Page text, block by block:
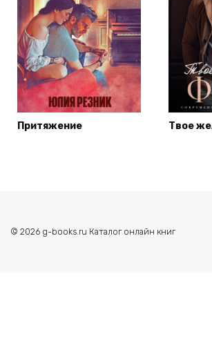
Притяжение Твое
© 2026 g-books.ru Каталог онлайн книг